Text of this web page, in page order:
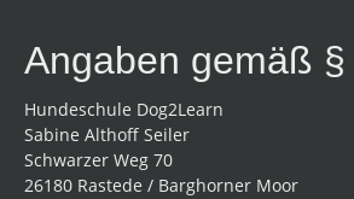
Angaben gemäß §
Hundeschule Dog2Learn
Sabine Althoff Seiler
Schwarzer Weg 70
26180 Rastede / Barghorner Moor